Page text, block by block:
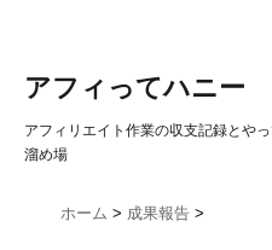
アフィってハニー
アフィリエイト作業の収支記録とや
溜め場
ホーム > 成果報告 >